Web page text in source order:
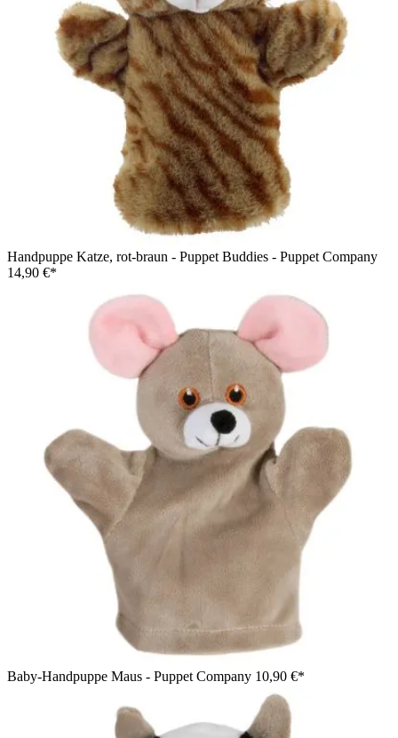
Handpuppe Katze, rot-braun - Puppet Buddies - Puppet Company
14,90 €*
Baby-Handpuppe Maus - Puppet Company 10,90 €*